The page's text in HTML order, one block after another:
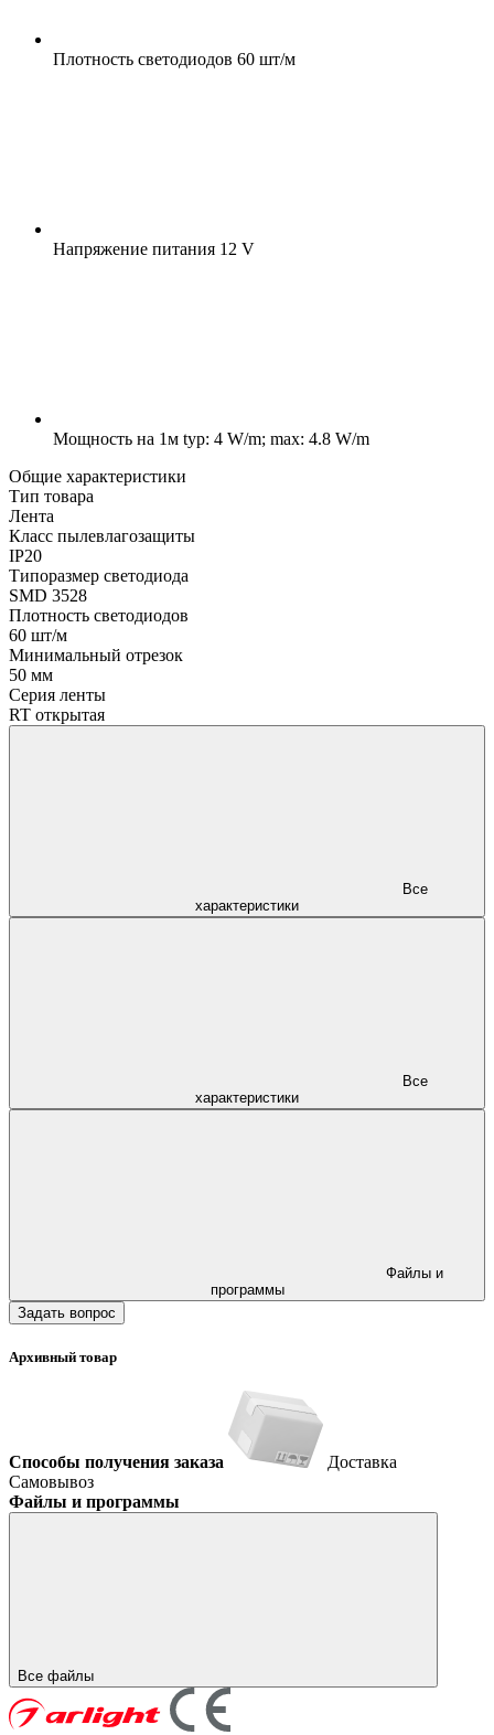
Плотность светодиодов 60 шт/м
Напряжение питания 12 V
Мощность на 1м typ: 4 W/m; max: 4.8 W/m
Общие характеристики
Тип товара
Лента
Класс пылевлагозащиты
IP20
Типоразмер светодиода
SMD 3528
Плотность светодиодов
60 шт/м
Минимальный отрезок
50 мм
Серия ленты
RT открытая
характеристики
характеристики
программы
Задать вопрос
Архивный товар
Способы получения заказа
Доставка
Самовывоз
Файлы и программы
Все файлы